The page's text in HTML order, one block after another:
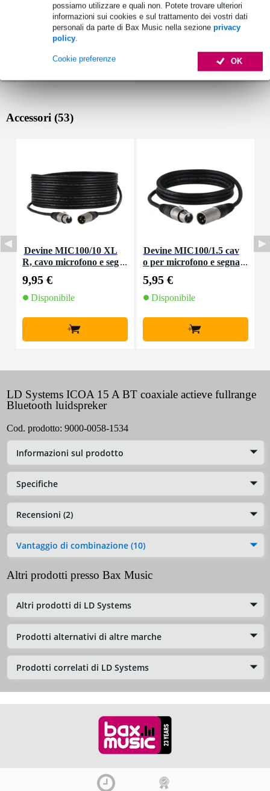
possiamo utilizzare e quali non. Potete trovare ulteriori
informazioni sui cookies e sul trattamento dei vostri dati
personali da parte di Bax Music nella sezione privacy
policy.
OK
Cookie preferenze
Accessori (53)
Devine MIC100/10 XL
R, cavo microfono e seg
9,95 €
Disponibile
+
Devine MIC100/1.5 cav
o per microfono e segna
5,95 €
Disponibile
+
LD Systems ICOA 15 A BT coaxiale actieve fullrange
Bluetooth luidspreker
Cod. prodotto: 9000-0058-1534
Informazioni sul prodotto
Specifiche
Recensioni (2)
Vantaggio di combinazione (10)
Altri prodotti presso Bax Music
Altri prodotti di LD Systems
Prodotti alternativi di altre marche
Prodotti correlati di LD Systems